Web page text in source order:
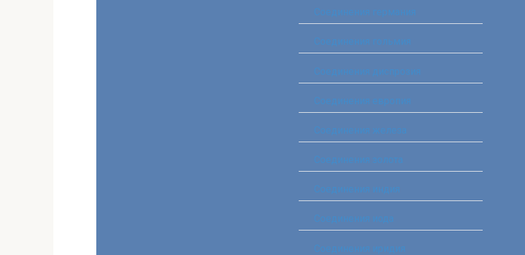
Соединения германия‎
Соединения гольмия‎
Соединения диспрозия‎ ‎
Соединения европия‎
Соединения железа‎
Соединения золота‎
Соединения индия
Соединения иода‎
Соединения иридия